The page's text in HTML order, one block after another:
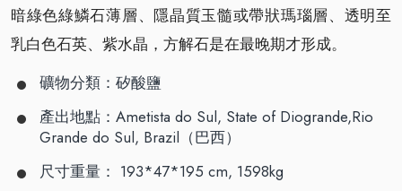
暗綠色綠鱗石薄層、隱晶質玉髓或帶狀瑪瑙層、透明至
乳白色石英、紫水晶，方解石是在最晚期才形成。
礦物分類：矽酸鹽
產出地點：Ametista do Sul, State of Diogrande,Rio
Grande do Sul, Brazil（巴西）
尺寸重量： 193*47*195 cm, 1598kg